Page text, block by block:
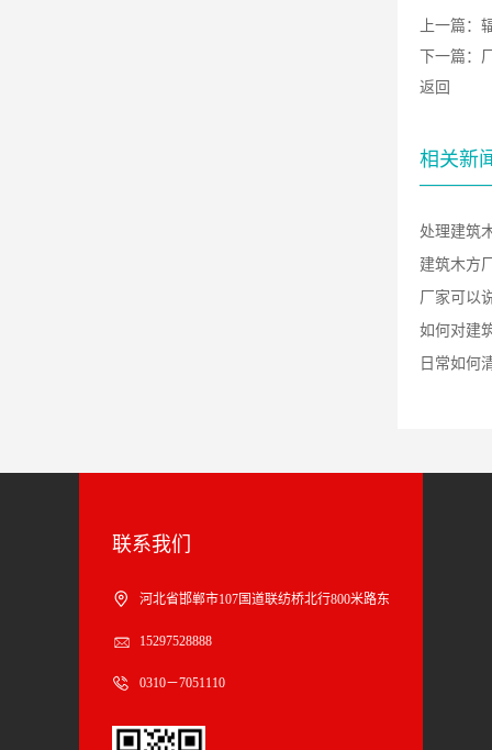
上一篇：
下一篇：
返回
相关新
处理建筑
建筑木方
厂家可以
如何对建
日常如何
联系我们
河北省邯郸市107国道联纺桥北行800米路东
15297528888
0310－7051110